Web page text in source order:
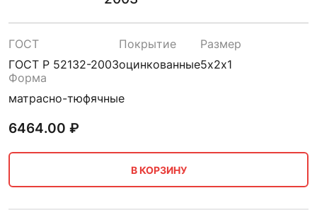
ГОСТ
ГОСТ Р 52132-2003
Покрытие
оцинкованные
Размер
5х2х1
Форма
матрасно-тюфячные
6464.00 ₽
В КОРЗИНУ